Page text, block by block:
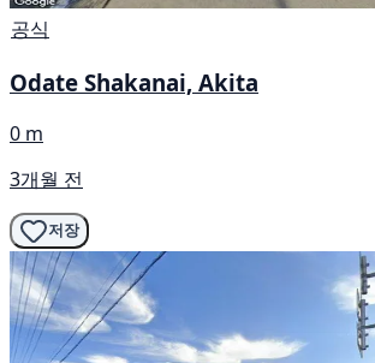
공식
Odate Shakanai, Akita
0 m
3개월 전
저장